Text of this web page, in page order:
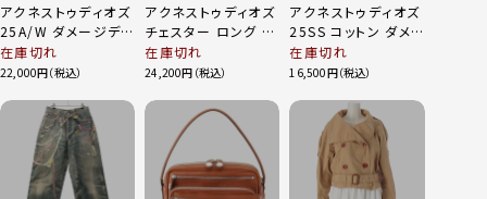
アクネストゥディオズ
25A/W ダメージデ
ザイン チェック ロゴ
キャップ 帽子 ピンク
在庫切れ
22,000
アクネストゥディオズ
チェスター ロング チ
ェック柄 コート ブラ
ウン S/M 175/88A
在庫切れ
24,200
アクネストゥディオズ
25SS コットン ダメ
ージ加工 1996 ロン
グ 長袖 カットソー ピ
在庫切れ
16,500